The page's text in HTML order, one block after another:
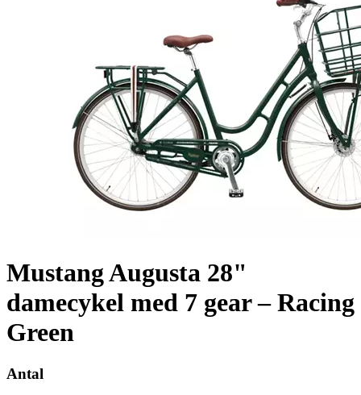
Mustang Augusta 28"
damecykel med 7 gear – Racing
Green
Antal